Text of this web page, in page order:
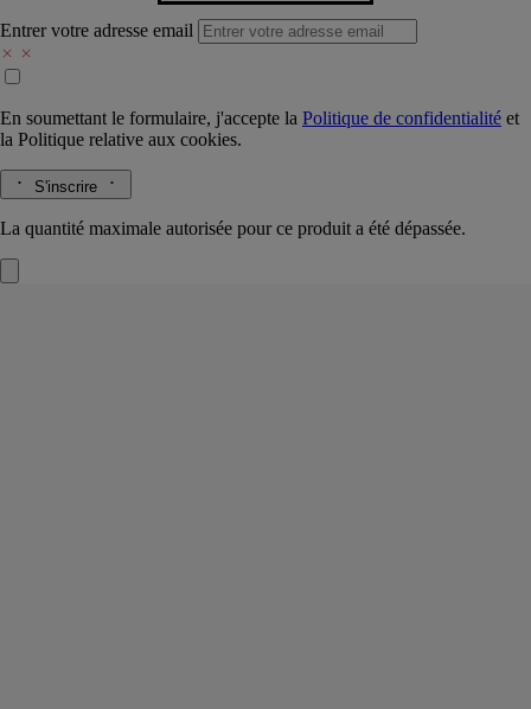
Entrer votre adresse email
En soumettant le formulaire, j'accepte la Politique de confidentialité et
la Politique relative aux cookies.
S'inscrire
La quantité maximale autorisée pour ce produit a été dépassée.